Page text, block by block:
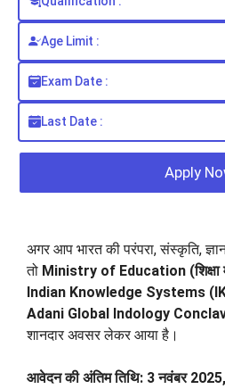
Age Limit :
Exam Date :
Last Date :
Apply
अगर आप भारत की परंपरा, संस्कृति,
तो Ministry of Education (शिक्षा
Indian Knowledge Systems
Adani Global Indology
शानदार अवसर लेकर आया है।
आवेदन की अंतिम तिथि: 3 नवंबर